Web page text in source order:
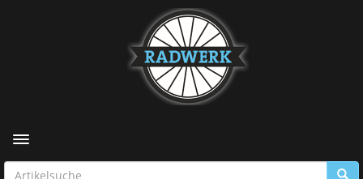
Toggle navigation